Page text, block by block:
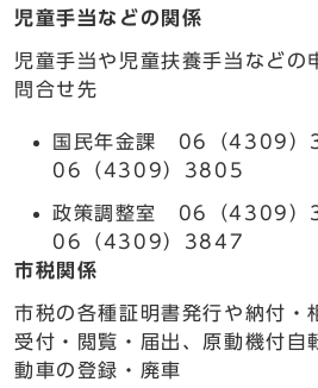
児童手当などの関係
児童手当や児童扶養手当などの
問合せ先
国民年金課 06（4309）
06（4309）3805
政策調整室 06（4309）
06（4309）3847
市税関係
市税の各種証明書発行や納付・
受付・閲覧・届出、原動機付自
動車の登録・廃車